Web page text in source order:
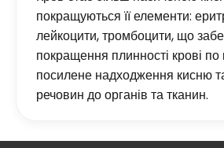
покращуються її елементи:
лейкоцити, тромбоцити, що
покращення плинності крові по
посилене надходження кисню
речовин до органів та тканин.